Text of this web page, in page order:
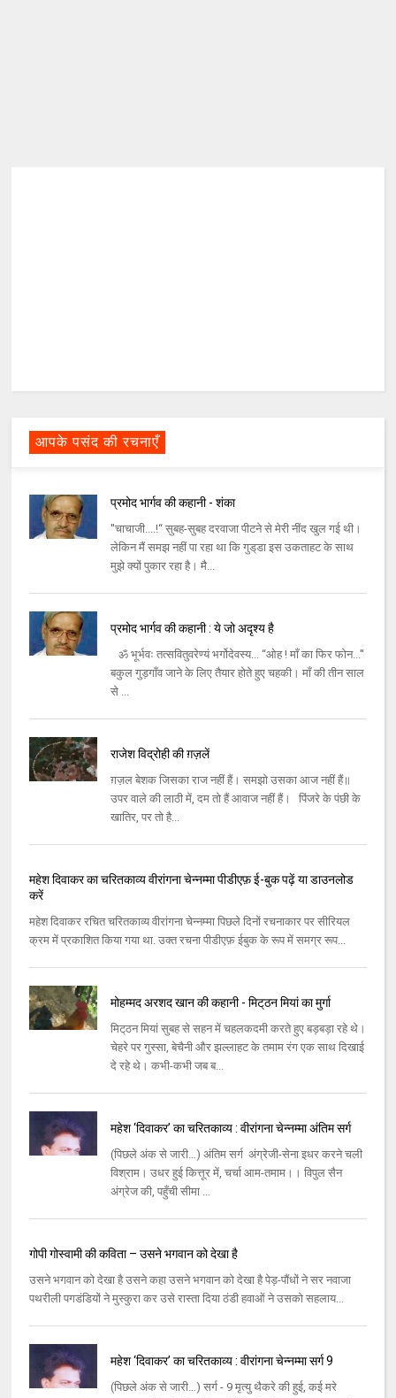
आपके पसंद की रचनाएँ
प्रमोद भार्गव की कहानी - शंका
''चाचाजी....!‘‘ सुबह-सुबह दरवाजा पीटने से मेरी नींद खुल गई थी।
लेकिन मैं समझ नहीं पा रहा था कि गुड्‌डा इस उकताहट के साथ
मुझे क्‍यों पुकार रहा है। मै...
प्रमोद भार्गव की कहानी : ये जो अदृश्‍य है
ॐ भूर्भवः तत्‍सवितुवरेण्‍यं भर्गोदेवस्‍य... ‘‘ओह ! माँ का फिर फोन...''
बकुल गुड़गाँव जाने के लिए तैयार होते हुए चहकी। माँ की तीन साल
से ...
राजेश विद्रोही की ग़ज़लें
ग़ज़ल बेशक जिसका राज नहीं हैं। समझो उसका आज नहीं हैं॥
उपर वाले की लाठी में, दम तो हैं आवाज नहीं हैं। पिंजरे के पंछी के
खातिर, पर तो है...
महेश दिवाकर का चरितकाव्य वीरांगना चेन्नम्मा पीडीएफ़ ई-बुक पढ़ें या डाउनलोड
करें
महेश दिवाकर रचित चरितकाव्य वीरांगना चेन्नम्मा पिछले दिनों रचनाकार पर सीरियल
क्रम में प्रकाशित किया गया था. उक्त रचना पीडीएफ़ ईबुक के रूप में समग्र रूप...
मोहम्‍मद अरशद खान की कहानी - मिट्‌ठन मियां का मुर्गा
मिट्‌ठन मियां सुबह से सहन में चहलकदमी करते हुए बड़बड़ा रहे थे।
चेहरे पर गुस्‍सा, बेचैनी और झल्‍लाहट के तमाम रंग एक साथ दिखाई
दे रहे थे। कभी-कभी जब ब...
महेश ‘दिवाकर’ का चरितकाव्य : वीरांगना चेन्नम्मा अंतिम सर्ग
(पिछले अंक से जारी…) अंतिम सर्ग अंग्रेजी-सेना इधर करने चली
विश्राम। उधर हुई कित्तूर में, चर्चा आम-तमाम।। विपुल सैन
अंग्रेज की, पहुँची सीमा ...
गोपी गोस्वामी की कविता – उसने भगवान को देखा है
उसने भगवान को देखा है उसने कहा उसने भगवान को देखा है पेड़-पौंधों ने सर नवाजा
पथरीली पगडंडियों ने मुस्कुरा कर उसे रास्ता दिया ठंडी हवाओं ने उसको सहलाय...
महेश ‘दिवाकर’ का चरितकाव्य : वीरांगना चेन्नम्मा सर्ग 9
(पिछले अंक से जारी…) सर्ग - 9 मृत्यु थैकरे की हुई, कई मरे